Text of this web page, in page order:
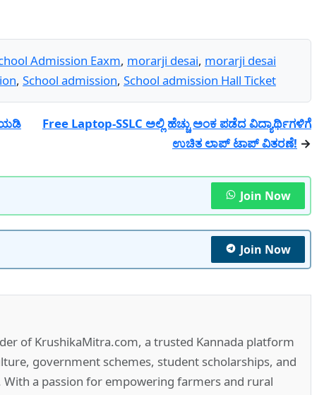
Admission Eaxm, morarji desai, morarji desai
, School admission, School admission Hall Ticket
Free Laptop-SSLC ಅಲ್ಲಿ ಹೆಚ್ಚು ಅಂಕ ಪಡೆದ ವಿದ್ಯಾರ್ಥಿಗಳಿಗೆ
ಉಚಿತ ಲಾಪ್ ಟಾಪ್ ವಿತರಣೆ! →
Join Now
Join Now
of KrushikaMitra.com, a trusted Kannada platform
government schemes, student scholarships, and
a passion for empowering farmers and rural